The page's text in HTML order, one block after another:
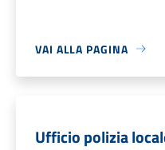
VAI ALLA PAGINA
Ufficio polizia